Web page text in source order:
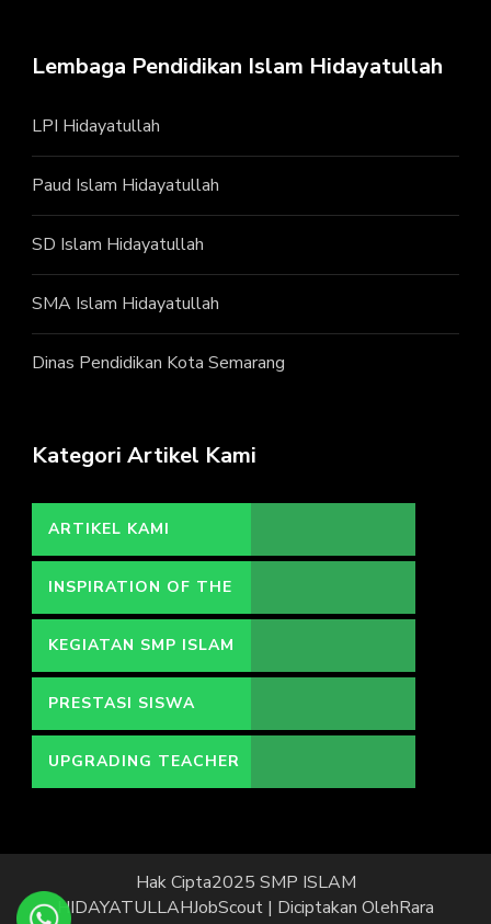
Lembaga Pendidikan Islam Hidayatullah
LPI Hidayatullah
Paud Islam Hidayatullah
SD Islam Hidayatullah
SMA Islam Hidayatullah
Dinas Pendidikan Kota Semarang
Kategori Artikel Kami
ARTIKEL KAMI
INSPIRATION OF THE
DAY
KEGIATAN SMP ISLAM
HIDAYATULLAH
PRESTASI SISWA
UPGRADING TEACHER
Hak Cipta2025 SMP ISLAM
HIDAYATULLAHJobScout | Diciptakan OlehRara